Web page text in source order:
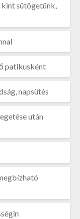
kint sütögetünk,
patikusként
napsütés
után